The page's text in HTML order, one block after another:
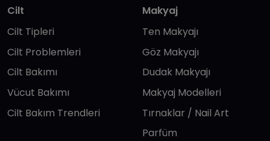
Cilt
Cilt Tipleri
Cilt Problemleri
Cilt Bakımı
Vücut Bakımı
Cilt Bakım Trendleri
Makyaj
Ten Makyajı
Göz Makyajı
Dudak Makyajı
Makyaj Modelleri
Tırnaklar / Nail Art
Parfüm